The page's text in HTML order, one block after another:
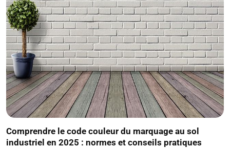
Comprendre le code couleur du marquage au sol
industriel en 2025 : normes et conseils pratiques